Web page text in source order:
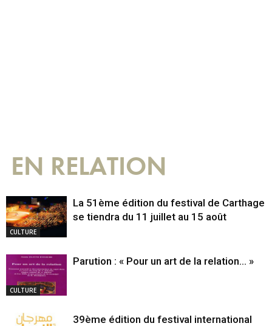
EN RELATION
CULTURE
La 51ème édition du festival de Carthage
se tiendra du 11 juillet au 15 août
CULTURE
Parution : « Pour un art de la relation… »
39ème édition du festival international